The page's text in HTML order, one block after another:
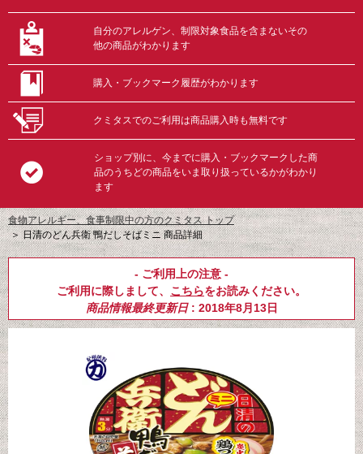
自分のアレルゲン、制限対象食品を含まないその
他の商品がわかります
購入・ブックマーク履歴がわかります
クミタスでのご利用は商品購入時も無料です
ショップ別に、今までに購入・ブックマークした商
品のうちどの商品をいま取り扱っているかがわかり
ます
食物アレルギー、食事制限中の方のクミタス トップ
＞日清のどん兵衛 鴨だしそばミニ 商品詳細
- ご利用上の注意 -
ご利用に際しまして、 こちらをお読みください。
商品情報最終更新日: 2018年8月13日